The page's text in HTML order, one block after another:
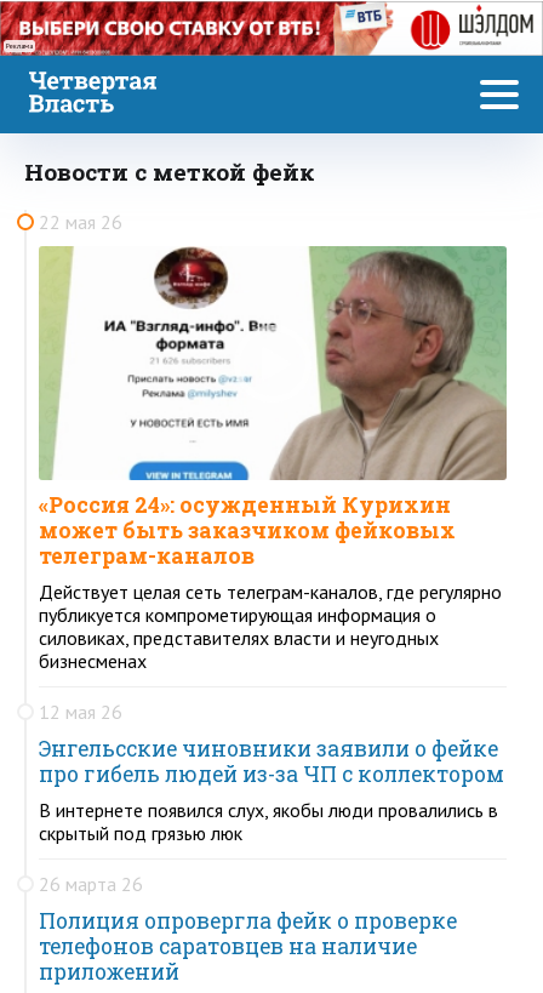
Реклама
Новости с меткой фейк
22 мая 26
«Россия 24»: осужденный Курихин
может быть заказчиком фейковых
телеграм-каналов
Действует целая сеть телеграм-каналов, где регулярно
публикуется компрометирующая информация о
силовиках, представителях власти и неугодных
бизнесменах
12 мая 26
Энгельсские чиновники заявили о фейке
про гибель людей из-за ЧП с коллектором
В интернете появился слух, якобы люди провалились в
скрытый под грязью люк
26 марта 26
Полиция опровергла фейк о проверке
телефонов саратовцев на наличие
приложений